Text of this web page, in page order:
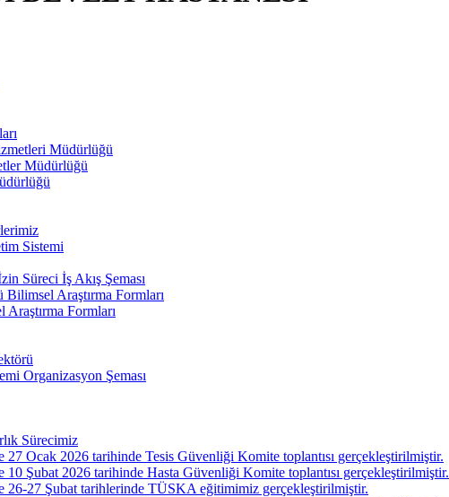
Müdürlüğü
Müdürlüğü
Sistemi
Süreci İş Akış Şeması
Araştırma Formları
Formları
Organizasyon Şeması
Sürecimiz
27 Ocak 2026 tarihinde Tesis Güvenliği Komite toplantısı gerçekleştirilmiştir.
10 Şubat 2026 tarihinde Hasta Güvenliği Komite toplantısı gerçekleştirilmiştir.
26-27 Şubat tarihlerinde TÜSKA eğitimimiz gerçekleştirilmiştir.